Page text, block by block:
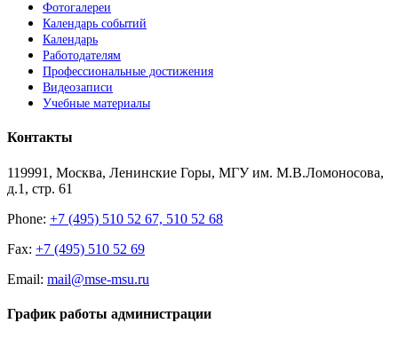
Фотогалереи
Календарь событий
Календарь
Работодателям
Профессиональные достижения
Видеозаписи
Учебные материалы
Контакты
119991, Москва, Ленинские Горы, МГУ им. М.В.Ломоносова,
д.1, стр. 61
Phone: +7 (495) 510 52 67, 510 52 68
Fax: +7 (495) 510 52 69
Email: mail@mse-msu.ru
График работы администрации